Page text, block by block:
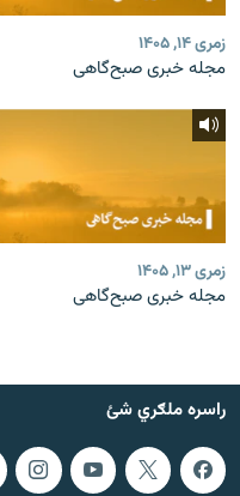
زمری ۱۴, ۱۴۰۵
مجله خبری صبح‌گاهی
زمری ۱۳, ۱۴۰۵
مجله خبری صبح‌گاهی
راسره ملګري شئ